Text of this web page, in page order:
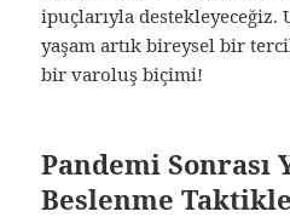
ipuçlarıyla destekleyeceğiz.
yaşam artık bireysel bir
bir varoluş biçimi!
Pandemi Sonrası
Beslenme